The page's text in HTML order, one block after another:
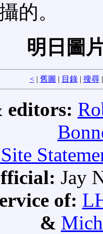
的。
明日圖
<| 舊圖 | 目錄| 搜尋
editors:
Jay
of:
&